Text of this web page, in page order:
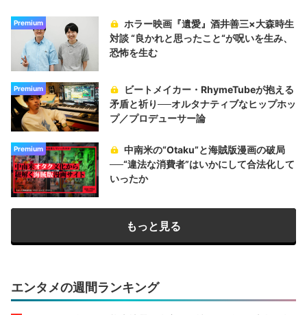
Premium
ホラー映画『遺愛』酒井善三×大森時生
対談 “良かれと思ったこと“が呪いを生み、
恐怖を生む
Premium
ビートメイカー・RhymeTubeが抱える
矛盾と祈り──オルタナティブなヒップホッ
プ／プロデューサー論
Premium
中南米の“Otaku”と海賊版漫画の破局
──“違法な消費者”はいかにして合法化して
いったか
もっと見る
エンタメの週間ランキング